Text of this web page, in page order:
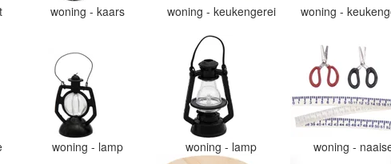
woning - kaars woning - keukengerei woning -
woning - lamp woning - lamp woning -